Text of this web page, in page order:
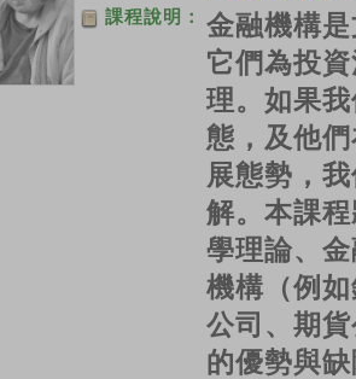
課程說明：
金融機構
它們為投
理。如果
態，及他
展態勢，
解。本課
學理論、
機構（例
公司、期
的優勢與